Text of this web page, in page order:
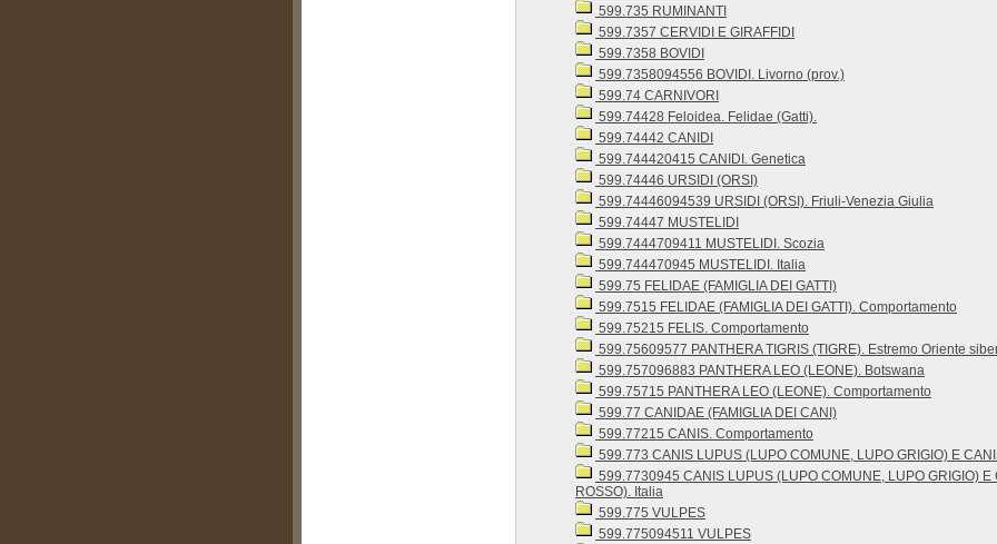
599.735 RUMINANTI
599.7357 CERVIDI E GIRAFFIDI
599.7358 BOVIDI
599.7358094556 BOVIDI. Livorno (prov.)
599.74 CARNIVORI
599.74428 Feloidea. Felidae (Gatti).
599.74442 CANIDI
599.744420415 CANIDI. Genetica
599.74446 URSIDI (ORSI)
599.74446094539 URSIDI (ORSI). Friuli-Venezia Giulia
599.74447 MUSTELIDI
599.7444709411 MUSTELIDI. Scozia
599.744470945 MUSTELIDI. Italia
599.75 FELIDAE (FAMIGLIA DEI GATTI)
599.7515 FELIDAE (FAMIGLIA DEI GATTI). Comportamento
599.75215 FELIS. Comportamento
599.75609577 PANTHERA TIGRIS (TIGRE). Estremo Oriente
599.757096883 PANTHERA LEO (LEONE). Botswana
599.75715 PANTHERA LEO (LEONE). Comportamento
599.77 CANIDAE (FAMIGLIA DEI CANI)
599.77215 CANIS. Comportamento
599.773 CANIS LUPUS (LUPO COMUNE, LUPO GRIGIO) E
599.7730945 CANIS LUPUS (LUPO COMUNE, LUPO GRIGIO) E
ROSSO). Italia
599.775 VULPES
599.775094511 VULPES